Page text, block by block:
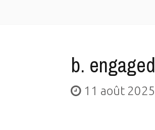
b. engaged
11 août 2025